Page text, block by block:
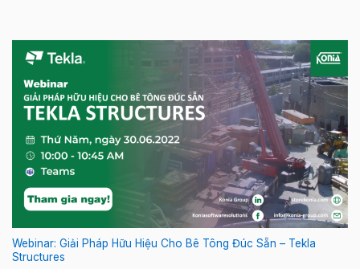
Webinar: Giải Pháp Hữu Hiệu Cho Bê Tông Đúc Sẵn – Tekla
Structures